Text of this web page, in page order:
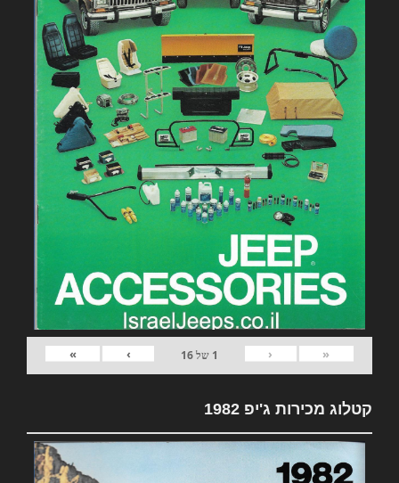
«
‹
1 של16
›
»
קטלוג מכירות ג'יפ 1982